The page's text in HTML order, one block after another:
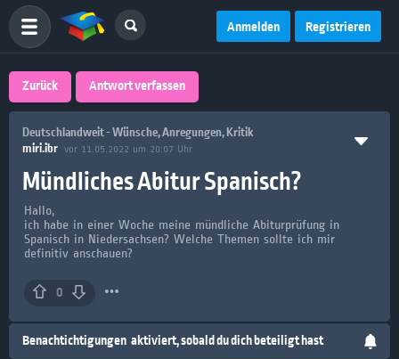
Anmelden Registrieren
Zurück Antwort verfassen
Deutschlandweit - Wünsche, Anregungen, Kritik
miri.ibr vor 11.05.2022 um 20:07 Uhr
Mündliches Abitur Spanisch?
Hallo,
ich habe in einer Woche meine mündliche Abiturprüfung in
Spanisch in Niedersachsen? Welche Themen sollte ich mir
definitiv anschauen?
0
Benachtichtigungen aktiviert, sobald du dich beteiligt hast